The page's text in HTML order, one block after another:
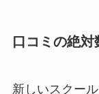
口コミの絶
新しいスクー